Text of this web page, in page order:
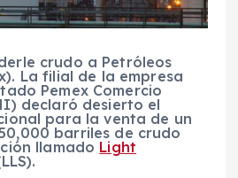
crudo a Petróleos
La filial de la empresa
Pemex Comercio
declaró desierto el
para la venta de un
barriles de crudo
llamado Light